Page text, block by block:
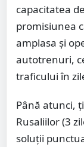
capacitatea
promisiunea
amplasa și
autotrenuri,
traficului în
Până atunci,
Rusaliilor (3
soluții